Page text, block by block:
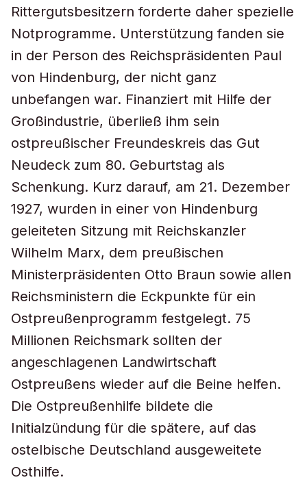
Rittergutsbesitzern forderte daher spezielle
Notprogramme. Unterstützung fanden sie
in der Person des Reichspräsidenten Paul
von Hindenburg, der nicht ganz
unbefangen war. Finanziert mit Hilfe der
Großindustrie, überließ ihm sein
ostpreußischer Freundeskreis das Gut
Neudeck zum 80. Geburtstag als
Schenkung. Kurz darauf, am 21. Dezember
1927, wurden in einer von Hindenburg
geleiteten Sitzung mit Reichskanzler
Wilhelm Marx, dem preußischen
Ministerpräsidenten Otto Braun sowie allen
Reichsministern die Eckpunkte für ein
Ostpreußenprogramm festgelegt. 75
Millionen Reichsmark sollten der
angeschlagenen Landwirtschaft
Ostpreußens wieder auf die Beine helfen.
Die Ostpreußenhilfe bildete die
Initialzündung für die spätere, auf das
ostelbische Deutschland ausgeweitete
Osthilfe.